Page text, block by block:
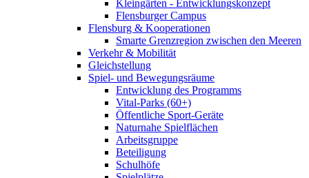
Kleingärten - Entwicklungskonzept
Flensburger Campus
Flensburg & Kooperationen
Smarte Grenzregion zwischen den Meeren
Verkehr & Mobilität
Gleichstellung
Spiel- und Bewegungsräume
Entwicklung des Programms
Vital-Parks (60+)
Öffentliche Sport-Geräte
Naturnahe Spielflächen
Arbeitsgruppe
Beteiligung
Schulhöfe